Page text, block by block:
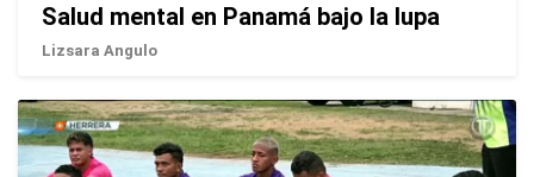
Salud mental en Panamá bajo la lupa
Lizsara Angulo